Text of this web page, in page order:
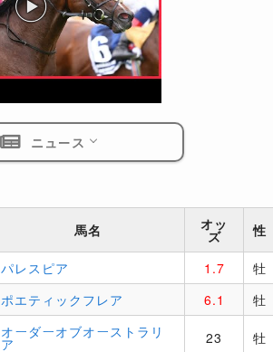
ニュース
馬名 オッ
ズ 性
パレスピア 1.7 牡
ポエティックフレア 6.1 牡
オーダーオブオーストラリ
ア 23 牡